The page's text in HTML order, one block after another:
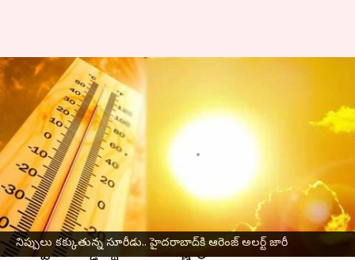
నిప్పులు కక్కుతున్న సూరీడు.. హైదరాబాద్‌కి ఆరెంజ్ అలర్ట్ జారీ
Heatwave: నిప్పులు కక్కుతున్న
సూరీడు.. హైదరాబాద్‌కి ఆరెంజ్
అలర్ట్ జారీ
వ్రాసిన వారు Sirish Praharaju May 01, 2024
ఈ వార్తాకథనం ఏంటి
వడగాల్పులతో దేశం మొత్తం అతలాకుతలం అవుతోంది.
అప్పుడే రికార్డు స్థాయిలో ఉష్ణోగ్రతలు